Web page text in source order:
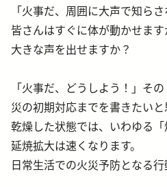
「火事だ、周囲に大声で知らさ
皆さんはすぐに体が動かせます
大きな声を出せますか？
「火事だ、どうしよう！」そ
災の初期対応までを書きたいと
乾燥した状態では、いわゆる「
延焼拡大は速くなります。
日常生活での火災予防となる行